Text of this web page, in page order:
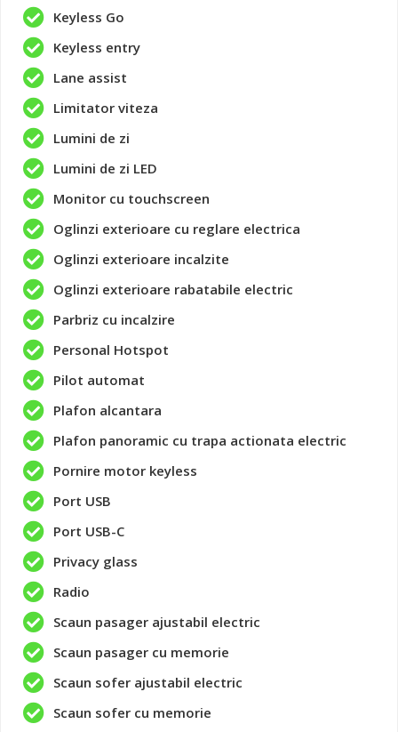
Keyless Go
Keyless entry
Lane assist
Limitator viteza
Lumini de zi
Lumini de zi LED
Monitor cu touchscreen
Oglinzi exterioare cu reglare electrica
Oglinzi exterioare incalzite
Oglinzi exterioare rabatabile electric
Parbriz cu incalzire
Personal Hotspot
Pilot automat
Plafon alcantara
Plafon panoramic cu trapa actionata electric
Pornire motor keyless
Port USB
Port USB-C
Privacy glass
Radio
Scaun pasager ajustabil electric
Scaun pasager cu memorie
Scaun sofer ajustabil electric
Scaun sofer cu memorie